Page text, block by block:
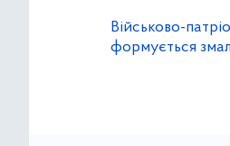
Військово-
формується